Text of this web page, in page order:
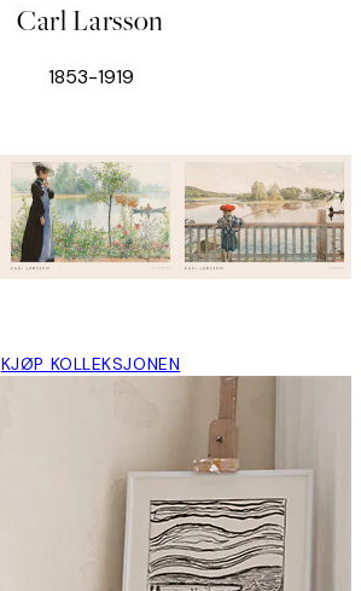
Carl Larsson
1853-1919
KJØP KOLLEKSJONEN